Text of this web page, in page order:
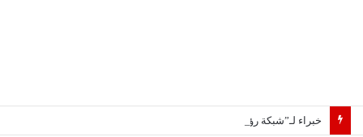
خبراء لـ”شبكة رؤية”: «اتفاق مكة» يغيّر قواعد اللعبة بالشرق الأوسط